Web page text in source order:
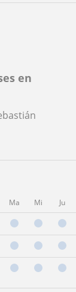
en
Ma Mi Ju